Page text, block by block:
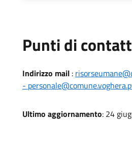
Punti di
Indirizzo mail :
-
Ultimo aggiornamento: 24